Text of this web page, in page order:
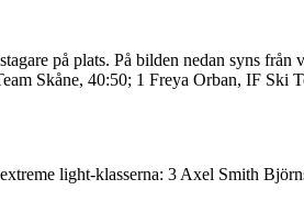
på plats. På bilden nedan syns
Skåne, 40:50; 1 Freya Orban, IF Ski
light-klasserna: 3 Axel Smith